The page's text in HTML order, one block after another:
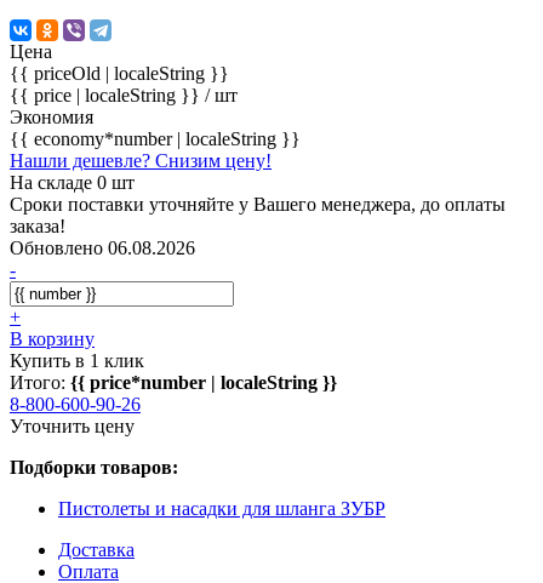
Цена
{{ priceOld | localeString }}
{{ price | localeString }} / шт
Экономия
{{ economy*number | localeString }}
Нашли дешевле? Снизим цену!
На складе 0 шт
Сроки поставки уточняйте у Вашего менеджера, до оплаты
заказа!
Обновлено 06.08.2026
-
+
В корзину
Купить в 1 клик
Итого: {{ price*number | localeString }}
8-800-600-90-26
Уточнить цену
Подборки товаров:
Пистолеты и насадки для шланга ЗУБР
Доставка
Оплата